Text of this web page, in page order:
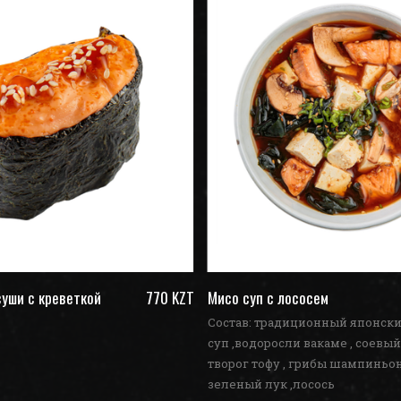
с креветкой 770 KZT Мисо суп с лососем
Состав: традиционный
суп ,водоросли вакаме , соевый
творог тофу , грибы
зеленый лук ,лосось